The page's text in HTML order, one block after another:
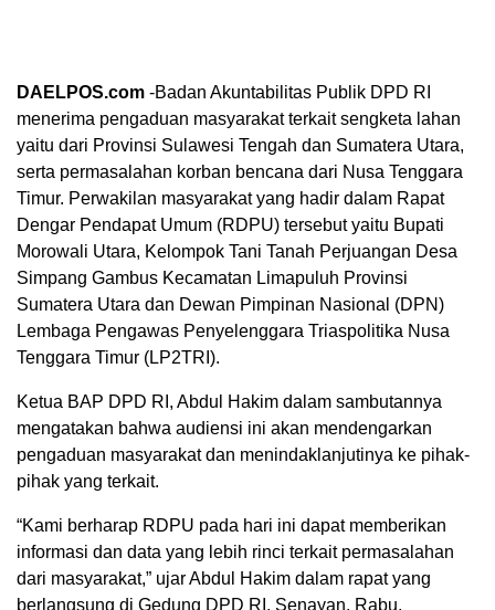
DAELPOS.com -Badan Akuntabilitas Publik DPD RI
menerima pengaduan masyarakat terkait sengketa lahan
yaitu dari Provinsi Sulawesi Tengah dan Sumatera Utara,
serta permasalahan korban bencana dari Nusa Tenggara
Timur. Perwakilan masyarakat yang hadir dalam Rapat
Dengar Pendapat Umum (RDPU) tersebut yaitu Bupati
Morowali Utara, Kelompok Tani Tanah Perjuangan Desa
Simpang Gambus Kecamatan Limapuluh Provinsi
Sumatera Utara dan Dewan Pimpinan Nasional (DPN)
Lembaga Pengawas Penyelenggara Triaspolitika Nusa
Tenggara Timur (LP2TRI).
Ketua BAP DPD RI, Abdul Hakim dalam sambutannya
mengatakan bahwa audiensi ini akan mendengarkan
pengaduan masyarakat dan menindaklanjutinya ke pihak-
pihak yang terkait.
“Kami berharap RDPU pada hari ini dapat memberikan
informasi dan data yang lebih rinci terkait permasalahan
dari masyarakat,” ujar Abdul Hakim dalam rapat yang
berlangsung di Gedung DPD RI, Senayan, Rabu,